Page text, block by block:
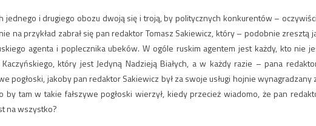
jednego i drugiego obozu dwoją się i troją, by politycznych konkurentów –
na przykład zabrał się pan redaktor Tomasz Sakiewicz, który – podobnie zresztą
agenta i poplecznika ubeków. W ogóle ruskim agentem jest każdy, kto nie
który jest Jedyną Nadzieją Białych, a w każdy razie – pana
pogłoski, jakoby pan redaktor Sakiewicz był za swoje usługi hojnie wynagradzany
by tam w takie fałszywe pogłoski wierzył, kiedy przecież wiadomo, że pan
na wszystko?